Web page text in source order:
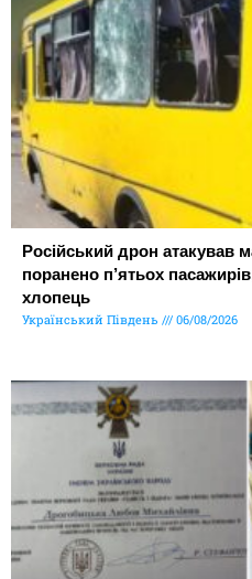
Російський дрон атакував
поранено п’ятьох
хлопець
Український Південь 06/08/2026